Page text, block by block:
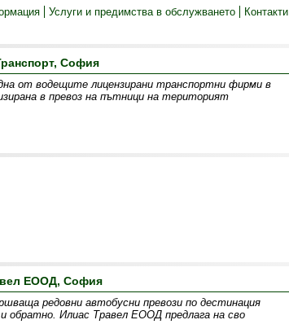
Услуги и предимства в обслужването Контакти
София
от водещите лицензирани транспортни фирми в
в превоз на пътници на територият
ЕООД, София
редовни автобусни превози по дестинация
Илиас Травел ЕООД предлага на сво